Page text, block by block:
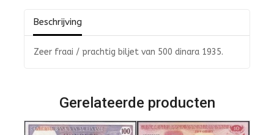
Beschrijving
Zeer fraai / prachtig biljet van 500 dinara 1935.
Gerelateerde producten